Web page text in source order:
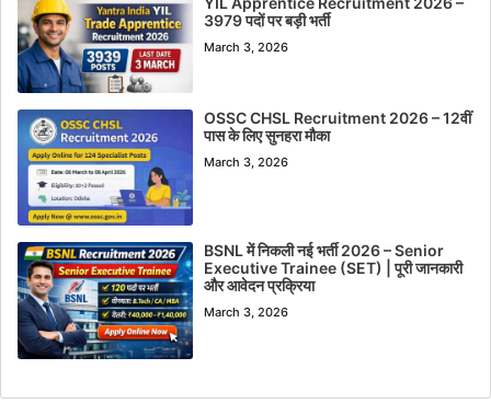
3979 पदों पर बड़ी भर्ती
March 3, 2026
OSSC CHSL Recruitment 2026 – 12वीं
पास के लिए सुनहरा मौका
March 3, 2026
BSNL में निकली नई भर्ती 2026 – Senior
Executive Trainee (SET) | पूरी जानकारी
और आवेदन प्रक्रिया
March 3, 2026